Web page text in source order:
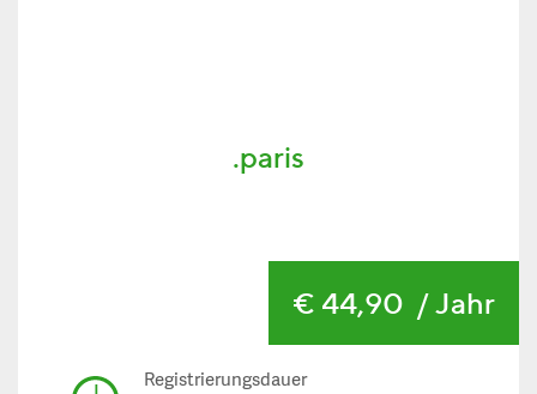
.paris
€ 44,90 / Jahr
Registrierungsdauer